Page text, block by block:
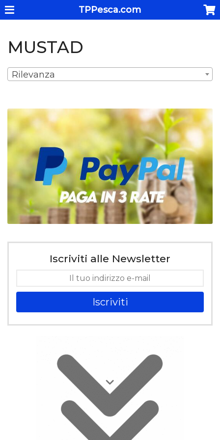
TPPesca.com
MUSTAD
Rilevanza
Iscriviti alle Newsletter
Iscriviti